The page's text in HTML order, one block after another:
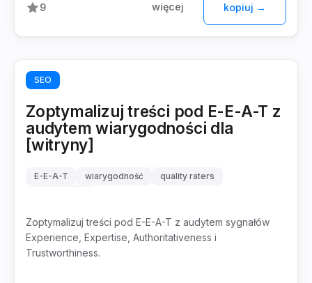
9 więcej kopiuj →
SEO
Zoptymalizuj treści pod E-E-A-T z
audytem wiarygodności dla
[witryny]
E-E-A-T wiarygodność
quality raters
Zoptymalizuj treści pod E-E-A-T z audytem sygnałów
Experience, Expertise, Authoritativeness i
Trustworthiness.